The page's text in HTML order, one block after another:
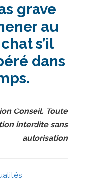
grave
au
s’il
dans
Conseil. Toute
interdite sans
autorisation